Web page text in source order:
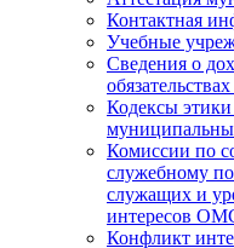
Контактная
Учебные
Сведения о
Кодексы
Комиссии по
служебному
служащих и
интересов
Конфликт